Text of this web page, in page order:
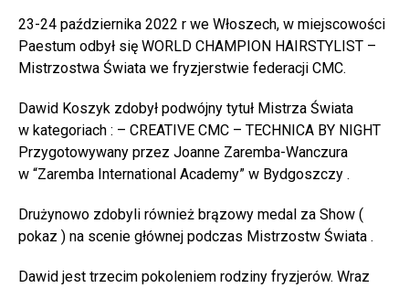
23-24 października 2022 r we Włoszech, w miejscowości
Paestum odbył się WORLD CHAMPION HAIRSTYLIST –
Mistrzostwa Świata we fryzjerstwie federacji CMC.
Dawid Koszyk zdobył podwójny tytuł Mistrza Świata
w kategoriach : – CREATIVE CMC – TECHNICA BY NIGHT
Przygotowywany przez Joanne Zaremba-Wanczura
w “Zaremba International Academy” w Bydgoszczy .
Drużynowo zdobyli również brązowy medal za Show (
pokaz ) na scenie głównej podczas Mistrzostw Świata .
Dawid jest trzecim pokoleniem rodziny fryzjerów. Wraz